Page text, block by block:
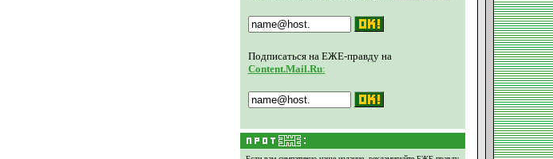
Подписаться на ЕЖЕ-правду на
Content.Mail.Ru: